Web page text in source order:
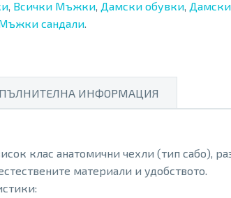
, Всички Мъжки, Дамски обувки, Дамски
сандали.
ИНФОРМАЦИЯ
клас анатомични чехли (тип сабо),
материали и удобството.